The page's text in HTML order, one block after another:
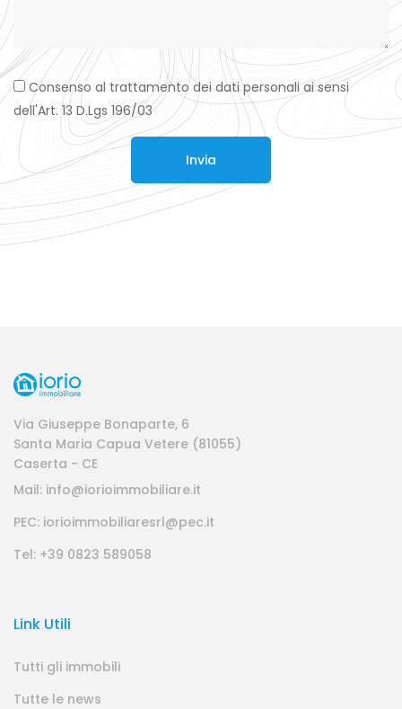
Consenso al trattamento dei dati personali ai sensi
dell'Art. 13 D.Lgs 196/03
Invia
Via Giuseppe Bonaparte, 6
Santa Maria Capua Vetere (81055)
Caserta - CE
Mail: info@iorioimmobiliare.it
PEC: iorioimmobiliaresrl@pec.it
Tel: +39 0823 589058
Link Utili
Tutti gli immobili
Tutte le news